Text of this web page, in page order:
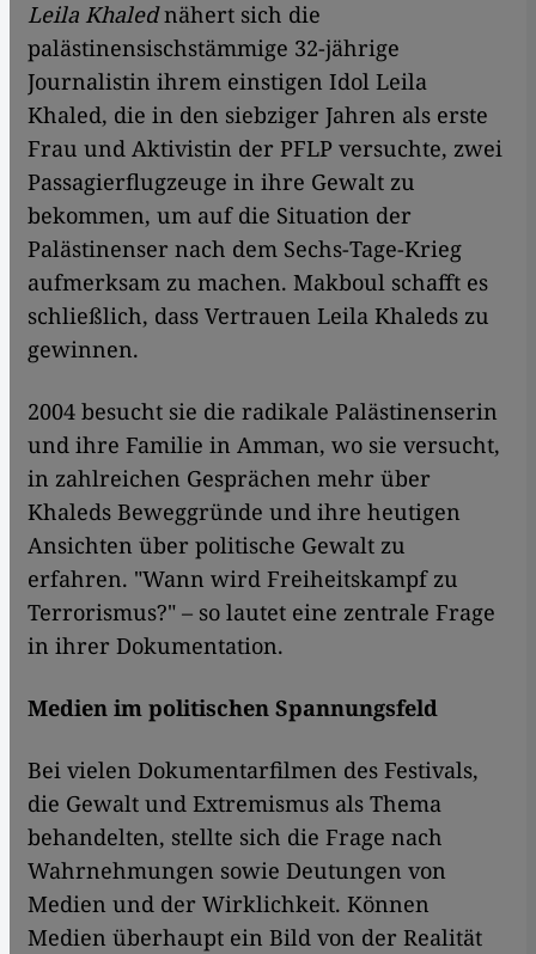
Leila Khalednähert sich die
palästinensischstämmige 32-jährige
Journalistin ihrem einstigen Idol Leila
Khaled, die in den siebziger Jahren als erste
Frau und Aktivistin der PFLP versuchte, zwei
Passagierflugzeuge in ihre Gewalt zu
bekommen, um auf die Situation der
Palästinenser nach dem Sechs-Tage-Krieg
aufmerksam zu machen. Makboul schafft es
schließlich, dass Vertrauen Leila Khaleds zu
gewinnen.
2004 besucht sie die radikale Palästinenserin
und ihre Familie in Amman, wo sie versucht,
in zahlreichen Gesprächen mehr über
Khaleds Beweggründe und ihre heutigen
Ansichten über politische Gewalt zu
erfahren. "Wann wird Freiheitskampf zu
Terrorismus?" – so lautet eine zentrale Frage
in ihrer Dokumentation.
Medien im politischen Spannungsfeld
Bei vielen Dokumentarfilmen des Festivals,
die Gewalt und Extremismus als Thema
behandelten, stellte sich die Frage nach
Wahrnehmungen sowie Deutungen von
Medien und der Wirklichkeit. Können
Medien überhaupt ein Bild von der Realität